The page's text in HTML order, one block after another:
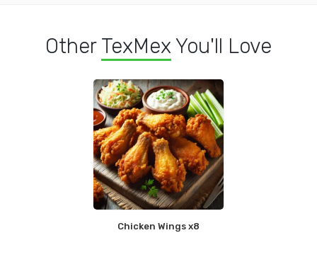
Other TexMex You'll Love
Chicken Wings x8